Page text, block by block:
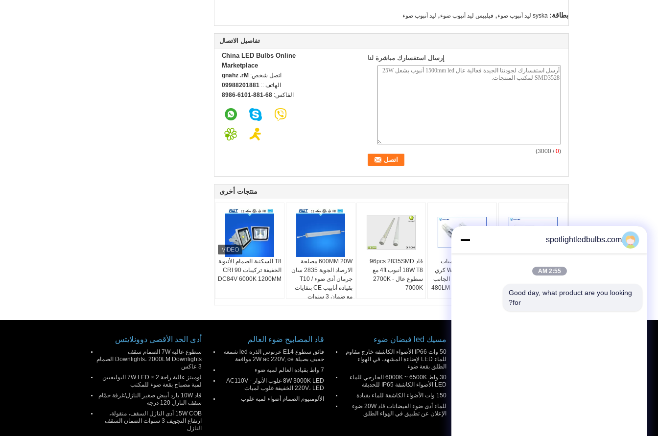
بطاقة: syska ليد أنبوب ضوء , فيليبس ليد أنبوب ضوء, ليد أنبوب ضوء
تفاصيل الاتصال
China LED Bulbs Online
Marketplace
اتصل شخص: Mr. zhang
الهاتف :: 18810288990
الفاكس: 86-188-1016-6898
إرسال استفسارك مباشرة لنا
(
0
/ 3000)
منتجات أخرى
T8 السكنية الصمام الأنبوبة
الخفيفة تركيبات CRI 90
DC84V 6000K 1200MM
600MM 20W مصلحة
الارصاد الجوية 2835 سان
جرمان أدى ضوء / T10
بقيادة أنابيب CE بنفايات
مع ضمان 3 سنوات
قاد 96pcs 2835SMD
18W T8 أنبوب 4ft مع
سطوع عال 2700K -
7000K
30W T10 LED لمبات
W5W 161 194 R3 كري
LED سيارة بيضاء الجانب
الوتد لمبات الضوء 480LM
الإضاءة 24W
أدى الحد الأقصى دوونلايتس
سطوع عالية 7W الصمام سقف
Downlights، 2000LM Downlights الصمام
3 عاكس
لومينز عالية راحة 2 × 7W LED البوليفيين
لمبة مصباح بقعة ضوء للمكتب
قاد 10W بارد أبيض صغير النازل/غرفة حمّام
سقف النازل 120 درجة
15W COB أدى النازل السقف، منقولة،
ارتفاع التجويف 3 سنوات الضمان السقف
النازل
قاد المصابيح ضوء العالم
فائق سطوع E14 عرنوس الذرة led شمعة
خفيف بصيلة 2W ac 220V, ce موافقة
7 واط بقيادة العالم لمبة ضوء
8W 3000K LED غلوب الأنوار AC110V -
220V، LED الخفيفة غلوب لمبات
الألومنيوم الصمام أضواء لمبة غلوب
مسيك led فيضان ضوء
50 وات IP66 الأضواء الكاشفة خارج مقاوم
للماء LED لإضاءة المشهد، في الهواء
الطلق بقعة ضوء
30 واط 6000K ~ 6500K الخارجي للماء
LED الأضواء الكاشفة IP65 للحديقة
150 وات الأضواء الكاشفة للماء بقيادة
للماء أدى ضوء الفيضانات قاد 20W ضوء
الإعلان عن تطبيق في الهواء الطلق
spotlightledbulbs.com
2:55 AM
Good day, what product are you looking
for?